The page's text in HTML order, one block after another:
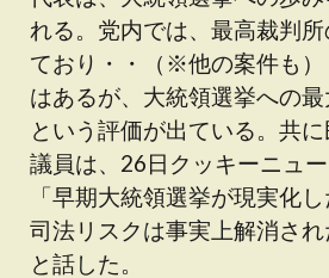
れる。党内では、最高裁判
ており・・（※他の案件も
はあるが、大統領選挙への
という評価が出ている。共
議員は、26日クッキーニュー
「早期大統領選挙が現実化
司法リスクは事実上解消され
と話した。